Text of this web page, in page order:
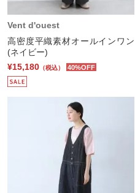
Vent d'ouest
高密度平織素材オールインワン
(ネイビー)
¥15,180 （税込） 40%OFF